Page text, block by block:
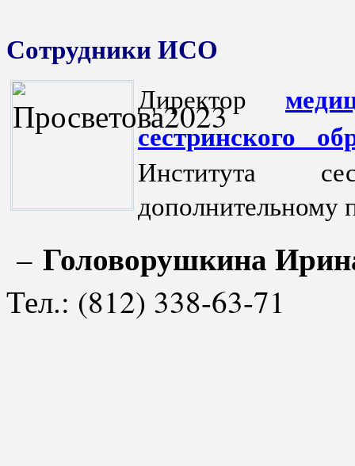
Сотрудники ИСО
Директор
сестринского
Института
дополнительному
– Головорушкина
Тел.: (812) 338-63-71